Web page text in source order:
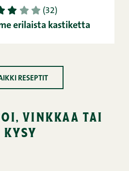
3 4 5 (32)
erilaista kastiketta
RESEPTIT
vinkkaa tai
kysy